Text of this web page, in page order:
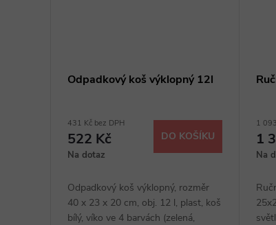
Odpadkový koš výklopný 12l
431 Kč bez DPH
522 Kč
Na dotaz
DO KOŠÍKU
Odpadkový koš výklopný, rozměr
40 x 23 x 20 cm, obj. 12 l, plast, koš
bílý, víko ve 4 barvách (zelená,
1
1
Na